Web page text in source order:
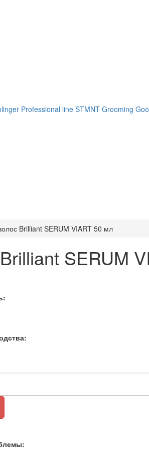
Professional line STMNT Grooming
Brilliant SERUM VIART 50 мл
SERUM